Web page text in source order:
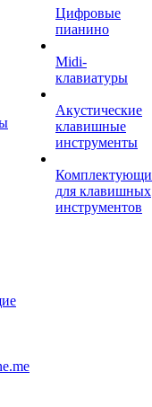
Цифровые
пианино
Midi-
клавиатуры
Акустические
клавишные
инструменты
для клавишных
инструментов